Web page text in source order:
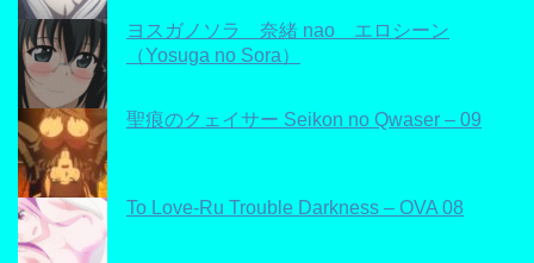
ヨスガノソラ 奈緒 nao エロシーン
（Yosuga no Sora）
聖痕のクェイサー Seikon no Qwaser – 09
To Love-Ru Trouble Darkness – OVA 08